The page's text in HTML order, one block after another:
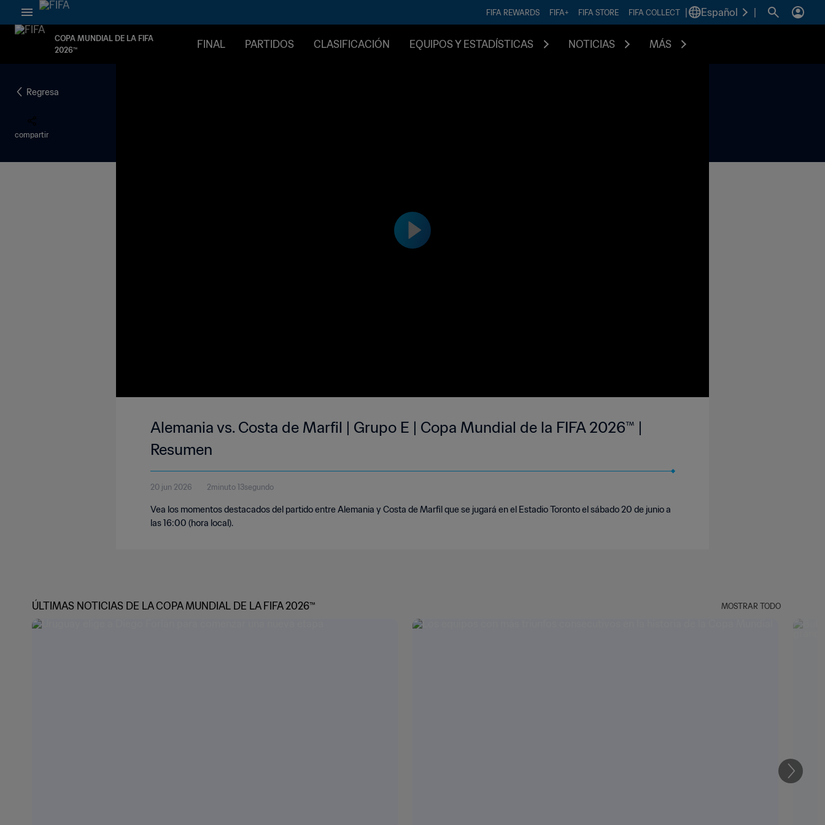
FIFA REWARDS FIFA+ FIFA STORE FIFA COLLECT Español
COPA MUNDIAL DE LA FIFA
2026™
FINAL PARTIDOS CLASIFICACIÓN EQUIPOS Y ESTADÍSTICAS NOTICIAS MÁS
Regresa
compartir
Alemania vs. Costa de Marfil | Grupo E | Copa Mundial de la FIFA 2026™ |
Resumen
20 jun 2026 2minuto 13segundo
Vea los momentos destacados del partido entre Alemania y Costa de Marfil que se jugará en el Estadio Toronto el sábado 20 de junio a
las 16:00 (hora local).
ÚLTIMAS NOTICIAS DE LA COPA MUNDIAL DE LA FIFA 2026™ MOSTRAR TODO